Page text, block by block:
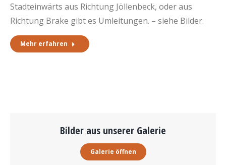
Stadteinwärts aus Richtung Jöllenbeck, oder aus
Richtung Brake gibt es Umleitungen. – siehe Bilder.
Mehr erfahren
Bilder aus unserer Galerie
Galerie öffnen